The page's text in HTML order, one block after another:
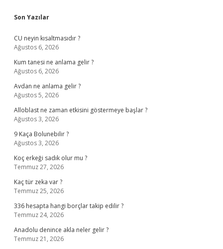
Sidebar
Son Yazılar
CU neyin kısaltmasıdır ?
Ağustos 6, 2026
Kum tanesi ne anlama gelir ?
Ağustos 6, 2026
Avdan ne anlama gelir ?
Ağustos 5, 2026
Alloblast ne zaman etkisini göstermeye başlar ?
Ağustos 3, 2026
9 Kaça Bolunebilir ?
Ağustos 3, 2026
Koç erkeği sadık olur mu ?
Temmuz 27, 2026
Kaç tür zeka var ?
Temmuz 25, 2026
336 hesapta hangi borçlar takip edilir ?
Temmuz 24, 2026
Anadolu denince akla neler gelir ?
Temmuz 21, 2026